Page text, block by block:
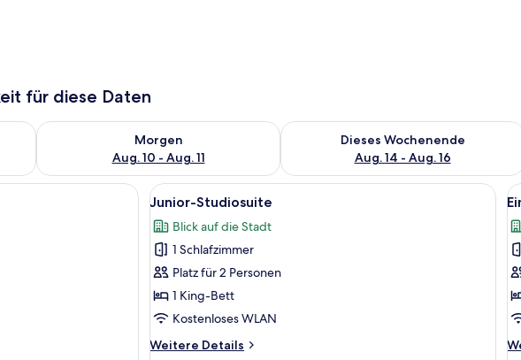
für diese Daten
Nacht, Aug. 9 - Aug. 10.
Morgen
Aug. 10 - Aug. 11
Überprüfe die Verfügbarkeit für morgen, Aug. 10 - Aug. 11.
Dieses Wochenende
Aug. 14 - Aug. 16
Überprüfe die Verfügbarkeit für
Hotelzimmer mit Bett, Schreibtisch, Stuhl, einem kleinen Tisch mit einer Vase und einem
Alle
Fotos
für
Junior-
Studiosuite
anzeigen
Ein modernes Hotelzimmer mit
5
Junior-Studiosuite
Blick auf die Stadt
1 Schlafzimmer
Platz für 2 Personen
1 King-Bett
Kostenloses WLAN
Weitere Details
Weitere